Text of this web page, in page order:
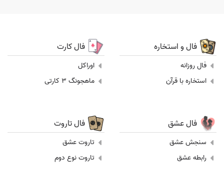
فال و استخاره
فال روزانه
استخاره با قرآن
فال کارت
اوراکل
ماهجونگ 3 کارتی
فال عشق
سنجش عشق
رابطه عشق
فال تاروت
تاروت عشق
تاروت نوع دوم